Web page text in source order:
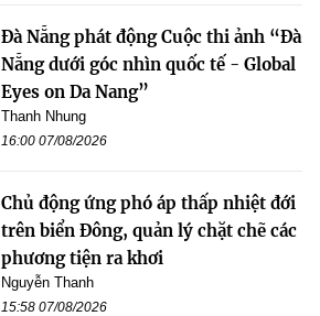
Đà Nẵng phát động Cuộc thi ảnh “Đà
Nẵng dưới góc nhìn quốc tế - Global
Eyes on Da Nang”
Thanh Nhung
16:00 07/08/2026
Chủ động ứng phó áp thấp nhiệt đới
trên biển Đông, quản lý chặt chẽ các
phương tiện ra khơi
Nguyễn Thanh
15:58 07/08/2026